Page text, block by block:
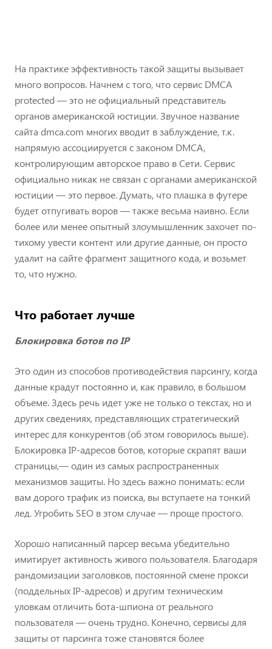
На практике эффективность такой защиты вызывает
много вопросов. Начнем с того, что сервис DMCA
protected — это не официальный представитель
органов американской юстиции. Звучное название
сайта dmca.com многих вводит в заблуждение, т.к.
напрямую ассоциируется с законом DMCA,
контролирующим авторское право в Сети. Сервис
официально никак не связан с органами американской
юстиции — это первое. Думать, что плашка в футере
будет отпугивать воров — также весьма наивно. Если
более или менее опытный злоумышленник захочет по-
тихому увести контент или другие данные, он просто
удалит на сайте фрагмент защитного кода, и возьмет
то, что нужно.
Что работает лучше
Блокировка ботов по IP
Это один из способов противодействия парсингу, когда
данные крадут постоянно и, как правило, в большом
объеме. Здесь речь идет уже не только о текстах, но и
других сведениях, представляющих стратегический
интерес для конкурентов (об этом говорилось выше).
Блокировка IP-адресов ботов, которые скрапят ваши
страницы,— один из самых распространенных
механизмов защиты. Но здесь важно понимать: если
вам дорого трафик из поиска, вы вступаете на тонкий
лед. Угробить SEO в этом случае — проще простого.
Хорошо написанный парсер весьма убедительно
имитирует активность живого пользователя. Благодаря
рандомизации заголовков, постоянной смене прокси
(поддельных IP-адресов) и другим техническим
уловкам отличить бота-шпиона от реального
пользователя — очень трудно. Конечно, сервисы для
защиты от парсинга тоже становятся более